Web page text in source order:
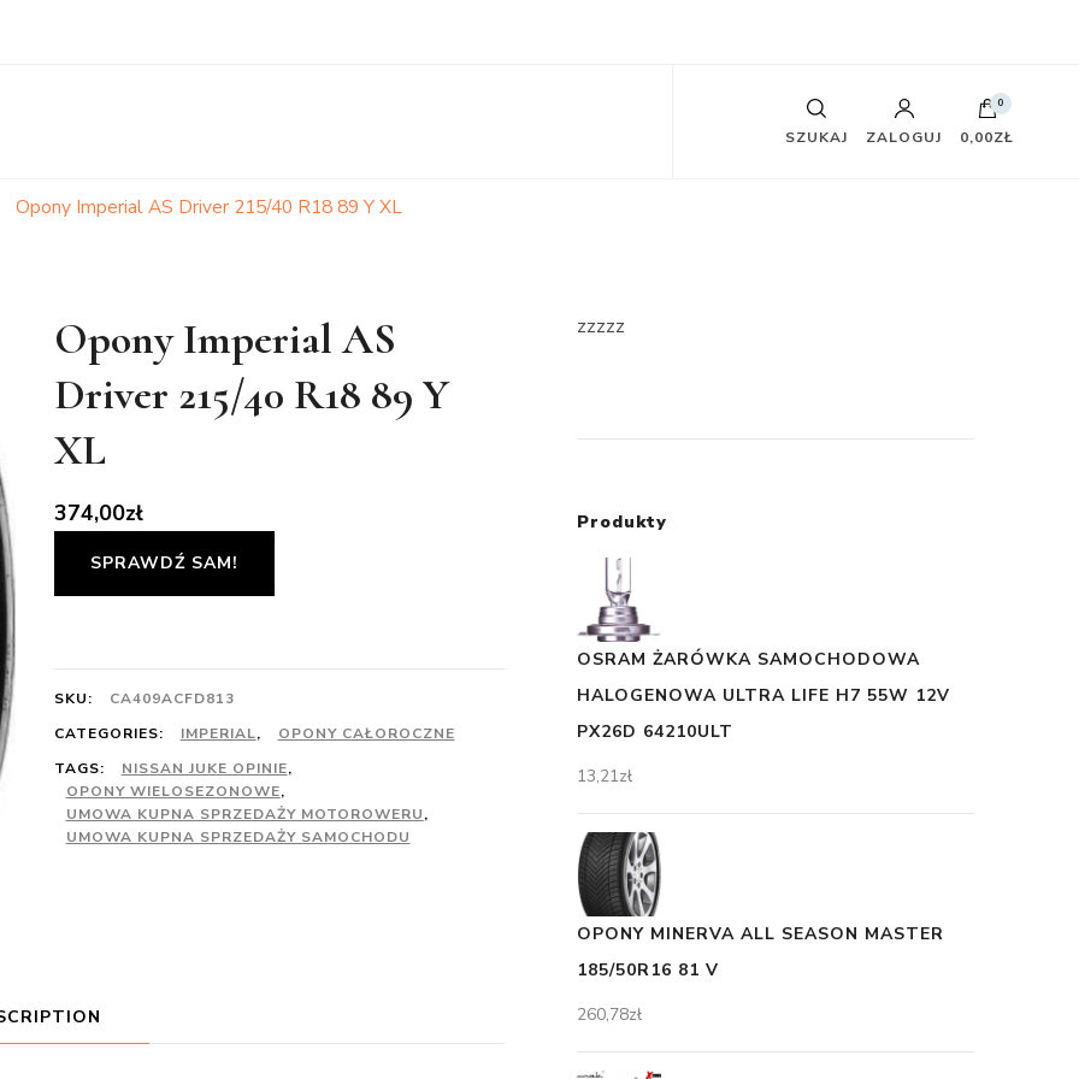
SZUKAJ ZALOGUJ
0
0,00ZŁ
Opony Imperial AS Driver 215/40 R18 89 Y XL
Opony Imperial AS
Driver 215/40 R18 89 Y
XL
374,00zł
SPRAWDŹ SAM!
SKU:
CA409ACFD813
CATEGORIES:
IMPERIAL,
OPONY CAŁOROCZNE
TAGS:
NISSAN JUKE OPINIE,
OPONY WIELOSEZONOWE,
UMOWA KUPNA SPRZEDAŻY MOTOROWERU,
UMOWA KUPNA SPRZEDAŻY SAMOCHODU
zzzzz
Produkty
OSRAM ŻARÓWKA SAMOCHODOWA
HALOGENOWA ULTRA LIFE H7 55W 12V
PX26D 64210ULT
13,21zł
OPONY MINERVA ALL SEASON MASTER
185/50R16 81 V
260,78zł